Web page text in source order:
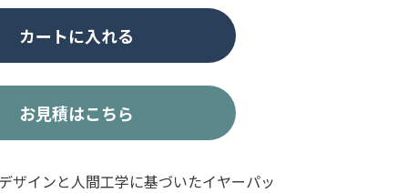
カートに入れる
お見積はこちら
ザインと人間工学に基づいたイヤーパッ